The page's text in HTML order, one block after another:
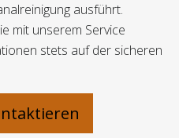
ausführt.
mit unserem Service
stets auf der sicheren